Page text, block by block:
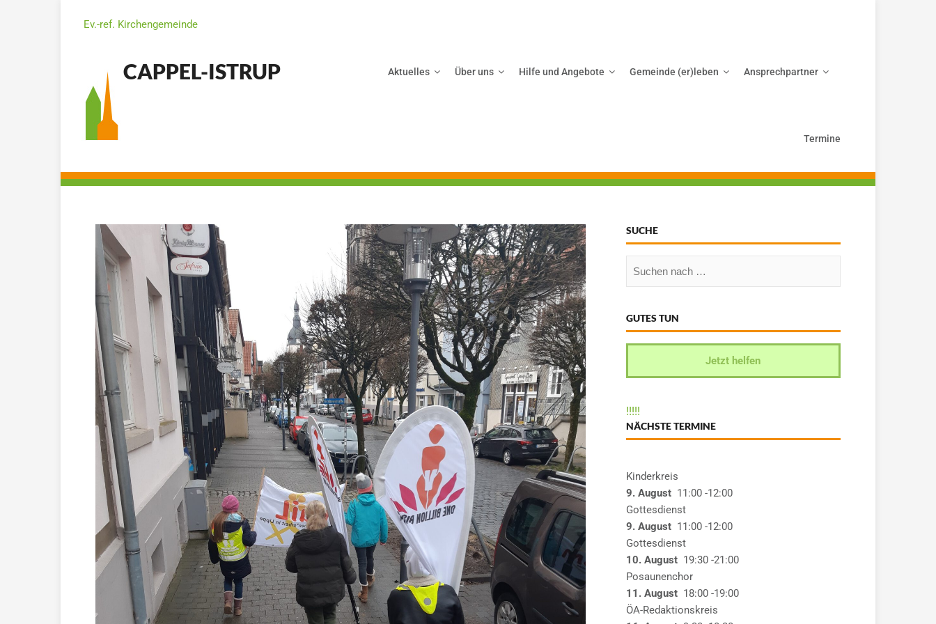
Ev.-ref. Kirchengemeinde
CAPPEL-ISTRUP Aktuelles Über uns Hilfe und Angebote Gemeinde (er)leben Ansprechpartner
Termine
SUCHE
GUTES TUN
Jetzt helfen
!!!!!
NÄCHSTE TERMINE
Kinderkreis
9. August11:00 -12:00
Gottesdienst
9. August11:00 -12:00
Gottesdienst
10. August19:30 -21:00
Posaunenchor
11. August18:00 -19:00
ÖA-Redaktionskreis